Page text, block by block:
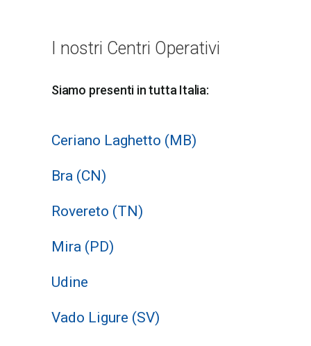
I nostri Centri Operativi
Siamo presenti in tutta Italia:
Ceriano Laghetto (MB)
Bra (CN)
Rovereto (TN)
Mira (PD)
Udine
Vado Ligure (SV)